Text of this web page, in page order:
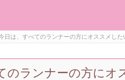
日は、すべてのランナーの方にオススメした
のランナーの方にオ